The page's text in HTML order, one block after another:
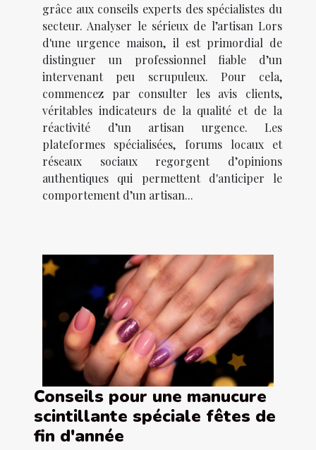
grâce aux conseils experts des spécialistes du
secteur. Analyser le sérieux de l’artisan Lors
d'une urgence maison, il est primordial de
distinguer un professionnel fiable d’un
intervenant peu scrupuleux. Pour cela,
commencez par consulter les avis clients,
véritables indicateurs de la qualité et de la
réactivité d’un artisan urgence. Les
plateformes spécialisées, forums locaux et
réseaux sociaux regorgent d’opinions
authentiques qui permettent d'anticiper le
comportement d’un artisan...
Conseils pour une manucure
scintillante spéciale fêtes de
fin d'année